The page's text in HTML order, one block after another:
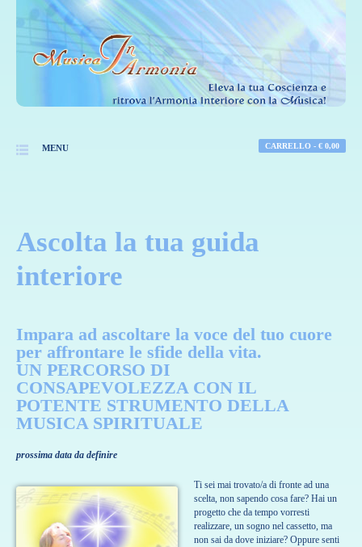
MENU CARRELLO - € 0,00
Ascolta la tua guida
interiore
Impara ad ascoltare la voce del tuo cuore
per affrontare le sfide della vita.
UN PERCORSO DI
CONSAPEVOLEZZA CON IL
POTENTE STRUMENTO DELLA
MUSICA SPIRITUALE
prossima data da definire
Ti sei mai trovato/a di fronte ad una
scelta, non sapendo cosa fare? Hai un
progetto che da tempo vorresti
realizzare, un sogno nel cassetto, ma
non sai da dove iniziare? Oppure senti